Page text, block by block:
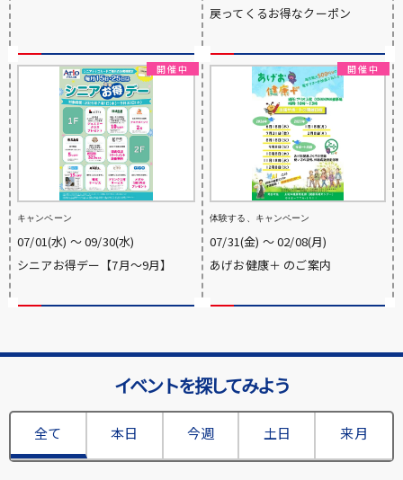
戻ってくるお得なクーポン
キャンペーン
07/01(水) 〜 09/30(水)
シニアお得デー【7月～9月】
体験する、キャンペーン
07/31(金) 〜 02/08(月)
あげお健康＋ のご案内
イベントを探してみよう
全て 本日 今週 土日 来月